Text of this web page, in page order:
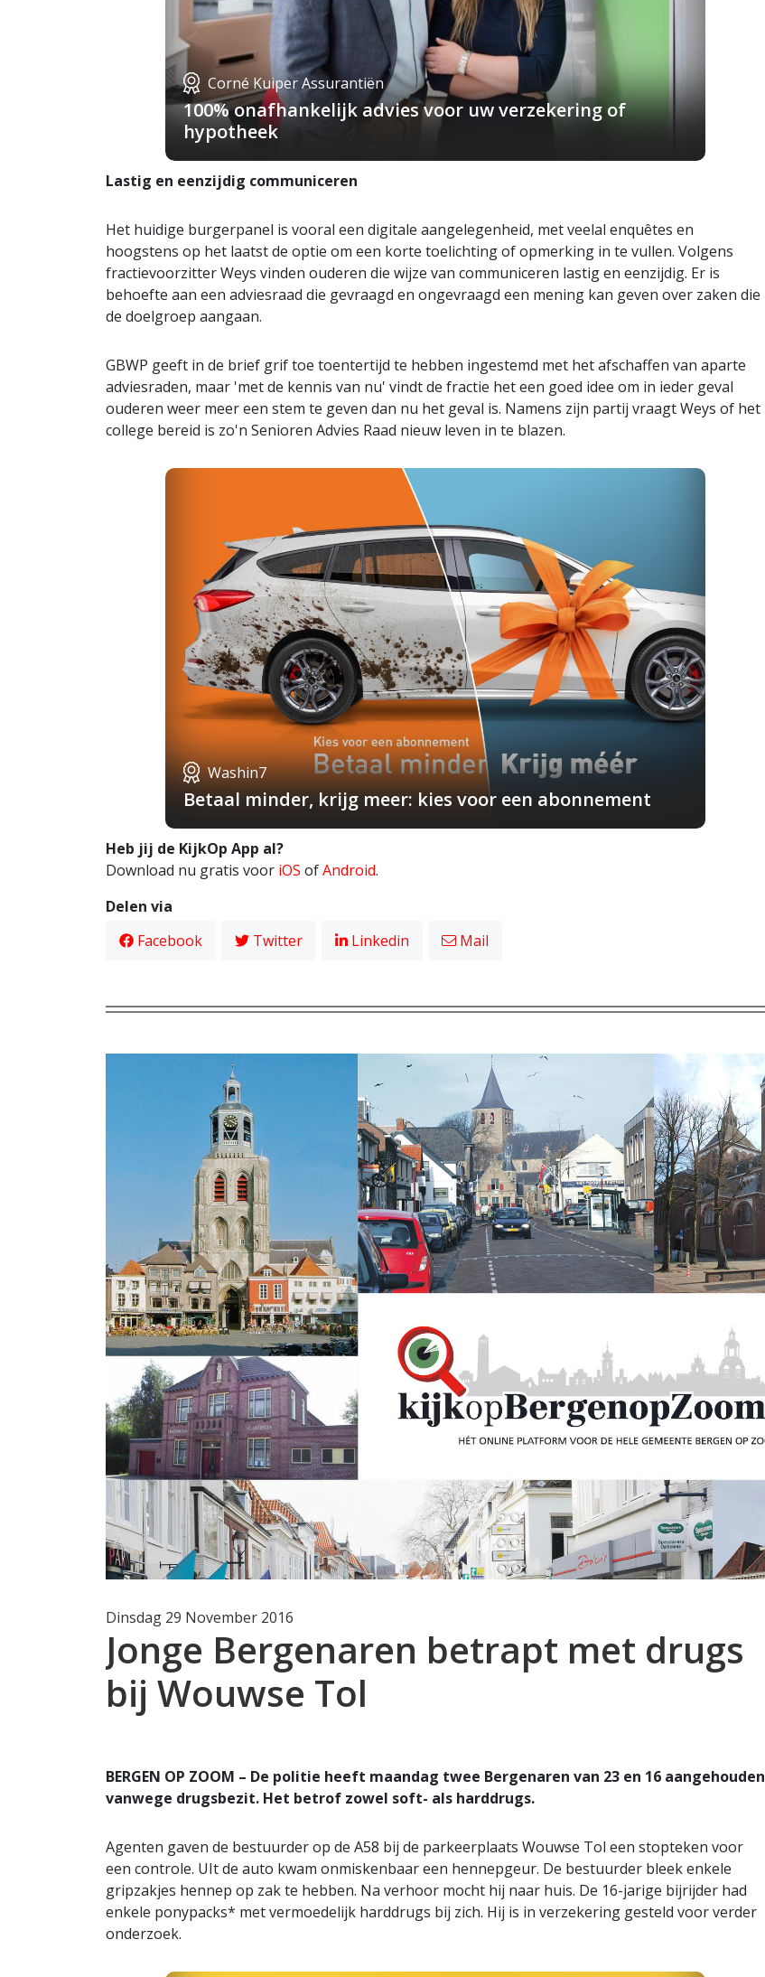
Corné Kuiper Assurantiën
100% onafhankelijk advies voor uw verzekering of
hypotheek
Lastig en eenzijdig communiceren
Het huidige burgerpanel is vooral een digitale aangelegenheid, met veelal enquêtes en
hoogstens op het laatst de optie om een korte toelichting of opmerking in te vullen. Volgens
fractievoorzitter Weys vinden ouderen die wijze van communiceren lastig en eenzijdig. Er is
behoefte aan een adviesraad die gevraagd en ongevraagd een mening kan geven over zaken die
de doelgroep aangaan.
GBWP geeft in de brief grif toe toentertijd te hebben ingestemd met het afschaffen van aparte
adviesraden, maar 'met de kennis van nu' vindt de fractie het een goed idee om in ieder geval
ouderen weer meer een stem te geven dan nu het geval is. Namens zijn partij vraagt Weys of het
college bereid is zo'n Senioren Advies Raad nieuw leven in te blazen.
Washin7
Betaal minder, krijg meer: kies voor een abonnement
Heb jij de KijkOp App al?
Download nu gratis voor iOS ofAndroid.
Delen via
Facebook
Twitter Linkedin Mail
Dinsdag 29 November 2016
Jonge Bergenaren betrapt met drugs
bij Wouwse Tol
BERGEN OP ZOOM – De politie heeft maandag twee Bergenaren van 23 en 16 aangehouden
vanwege drugsbezit. Het betrof zowel soft- als harddrugs.
Agenten gaven de bestuurder op de A58 bij de parkeerplaats Wouwse Tol een stopteken voor
een controle. UIt de auto kwam onmiskenbaar een hennepgeur. De bestuurder bleek enkele
gripzakjes hennep op zak te hebben. Na verhoor mocht hij naar huis. De 16-jarige bijrijder had
enkele ponypacks* met vermoedelijk harddrugs bij zich. Hij is in verzekering gesteld voor verder
onderzoek.